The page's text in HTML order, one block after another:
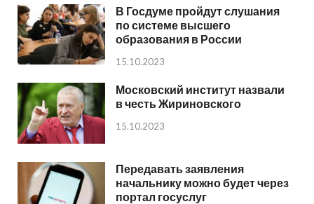
В Госдуме пройдут слушания
по системе высшего
образования в России
15.10.2023
Московский институт назвали
в честь Жириновского
15.10.2023
Передавать заявления
начальнику можно будет через
портал госуслуг